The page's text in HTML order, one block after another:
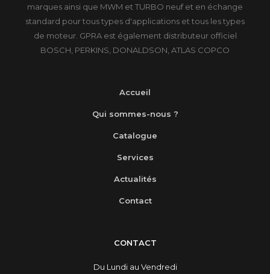
marques ainsi que MWM et TURBO neuf et en échange
standard pour tous types d'applications et tous les types
de moteur. GPRA est également distributeur officiel
BOSCH, PERKINS, DONALDSON, ATLAS COPCO
Accueil
Qui sommes-nous ?
Catalogue
Services
Actualités
Contact
CONTACT
Du Lundi au Vendredi